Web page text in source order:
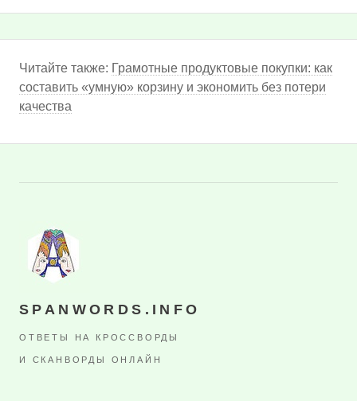
Читайте также: Грамотные продуктовые покупки: как
составить «умную» корзину и экономить без потери
качества
SPANWORDS.INFO
ОТВЕТЫ НА КРОССВОРДЫ
И СКАНВОРДЫ ОНЛАЙН